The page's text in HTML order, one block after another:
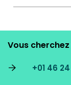
Vous
+01 46 24